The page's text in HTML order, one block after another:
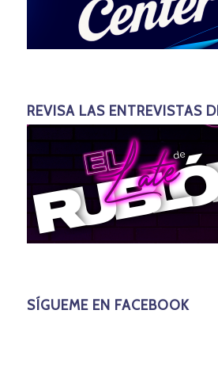
REVISA LAS ENTREVISTAS
SÍGUEME EN FACEBOOK